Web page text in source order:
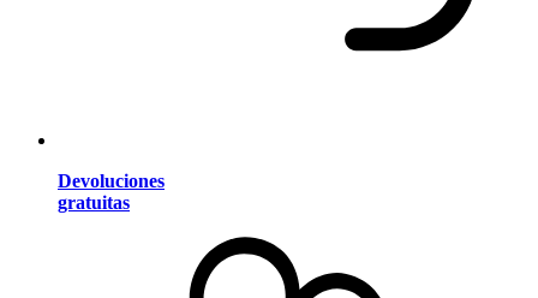
Devoluciones
gratuitas